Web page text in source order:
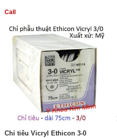
Call
Chỉ tiêu Vicryl Ethicon 3-0